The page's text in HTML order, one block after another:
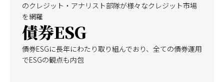
のクレジット・アナリスト部隊が様々なクレジット市場
を網羅
債券ESG
債券ESGに長年にわたり取り組んでおり、全ての債券運用
でESGの観点も内包